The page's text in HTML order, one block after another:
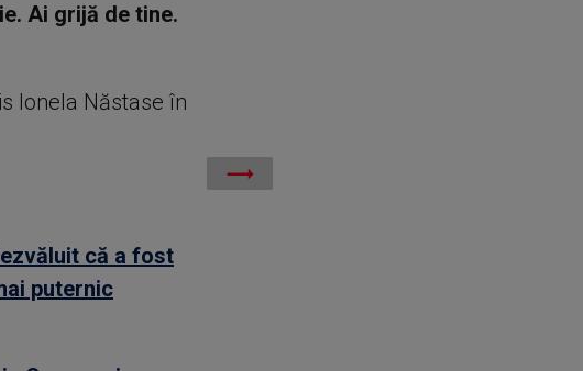
Ai grijă de tine.
Ionela Năstase în
că a fost
puternic